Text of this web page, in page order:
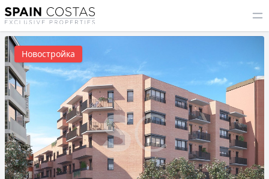
Новостройка